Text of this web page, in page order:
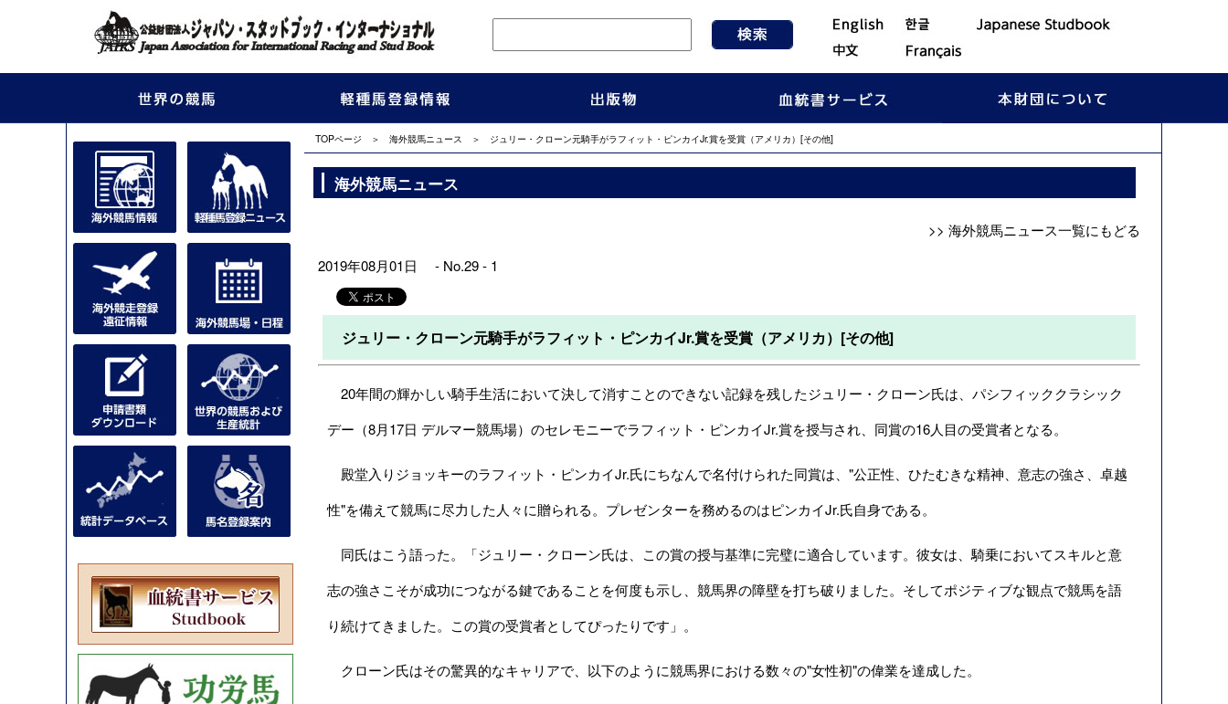
TOPページ ＞ 海外競馬ニュース ＞ ジュリー・クローン元騎手がラフィット・ピンカイJr.賞を受賞（アメリカ）[その他]
海外競馬ニュース
>> 海外競馬ニュース一覧にもどる
2019年08月01日 - No.29 - 1
ジュリー・クローン元騎手がラフィット・ピンカイJr.賞を受賞（アメリカ）[その他]
20年間の輝かしい騎手生活において決して消すことのできない記録を残したジュリー・クローン氏は、パシフィッククラシック
デー（8月17日 デルマー競馬場）のセレモニーでラフィット・ピンカイJr.賞を授与され、同賞の16人目の受賞者となる。
殿堂入りジョッキーのラフィット・ピンカイJr.氏にちなんで名付けられた同賞は、"公正性、ひたむきな精神、意志の強さ、卓越
性"を備えて競馬に尽力した人々に贈られる。プレゼンターを務めるのはピンカイJr.氏自身である。
同氏はこう語った。「ジュリー・クローン氏は、この賞の授与基準に完璧に適合しています。彼女は、騎乗においてスキルと意
志の強さこそが成功につながる鍵であることを何度も示し、競馬界の障壁を打ち破りました。そしてポジティブな観点で競馬を語
り続けてきました。この賞の受賞者としてぴったりです」。
クローン氏はその驚異的なキャリアで、以下のように競馬界における数々の"女性初"の偉業を達成した。